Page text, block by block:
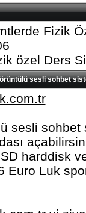
Fizik
özel Ders
sesli sohbet
sesli
harddisk
Euro Luk